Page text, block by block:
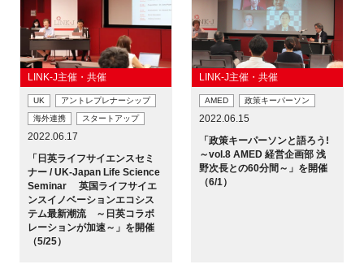
LINK-J主催・共催
UK
アントレプレナーシップ
海外連携
スタートアップ
2022.06.17
「日英ライフサイエンスセミ
ナー / UK-Japan Life Science
Seminar 英国ライフサイエ
ンスイノベーションエコシス
テム最新潮流 ～日英コラボ
レーションが加速～」を開催
（5/25）
LINK-J主催・共催
AMED 政策キーパーソン
2022.06.15
「政策キーパーソンと語ろう!
～vol.8 AMED 経営企画部 浅
野次長との60分間～」を開催
（6/1）